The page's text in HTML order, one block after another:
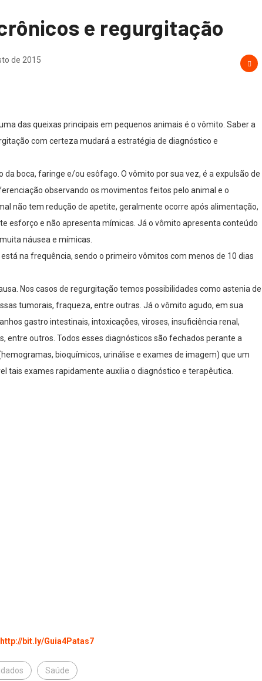
e regurgitação
de 2015
das queixas principais em pequenos animais é o vômito. Saber a
com certeza mudará a estratégia de diagnóstico e
boca, faringe e/ou esôfago. O vômito por sua vez, é a expulsão de
observando os movimentos feitos pelo animal e o
não tem redução de apetite, geralmente ocorre após alimentação,
esforço e não apresenta mímicas. Já o vômito apresenta conteúdo
náusea e mímicas.
na frequência, sendo o primeiro vômitos com menos de 10 dias
Nos casos de regurgitação temos possibilidades como astenia de
tumorais, fraqueza, entre outras. Já o vômito agudo, em sua
gastro intestinais, intoxicações, viroses, insuficiência renal,
entre outros. Todos esses diagnósticos são fechados perante a
bioquímicos, urinálise e exames de imagem) que um
tais exames rapidamente auxilia o diagnóstico e terapêutica.
http://bit.ly/Guia4Patas7
Saúde